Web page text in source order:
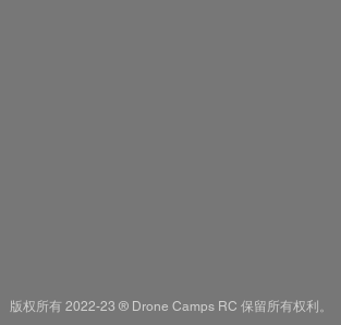
版权所有 2022-23 ® Drone Camps RC 保留所有权利。